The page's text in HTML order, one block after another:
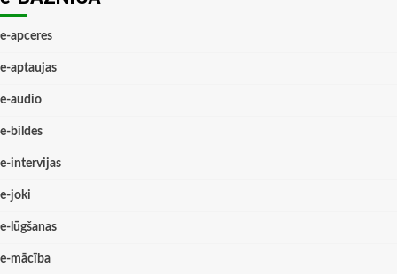
e-apceres
e-aptaujas
e-audio
e-bildes
e-intervijas
e-joki
e-lūgšanas
e-mācība